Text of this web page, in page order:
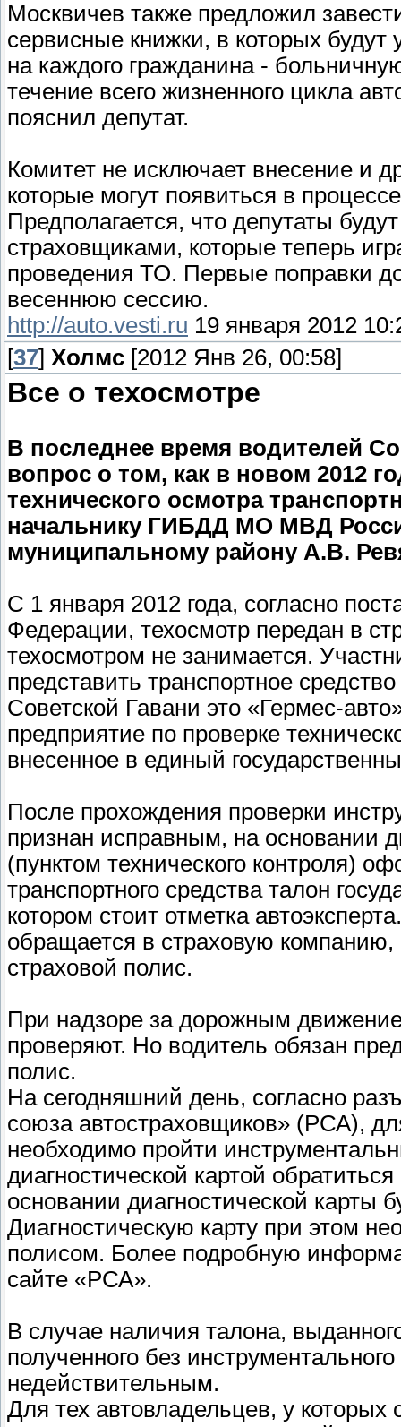
Москвичев также предложил
сервисные книжки, в которых
на каждого гражданина -
течение всего жизненного цикла
пояснил депутат.
Комитет не исключает внесение и
которые могут появиться в
Предполагается, что депутаты
страховщиками, которые теперь
проведения ТО. Первые поправки
весеннюю сессию.
http://auto.vesti.ru 19 января 2012
[37] Холмс [2012 Янв 26, 00:58]
Все о техосмотре
В последнее время водителей
вопрос о том, как в новом 2012
технического осмотра
начальнику ГИБДД МО МВД
муниципальному району А.В.
С 1 января 2012 года, согласно
Федерации, техосмотр передан в
техосмотром не занимается.
представить транспортное
Советской Гавани это «Гермес-
предприятие по проверке
внесенное в единый
После прохождения проверки
признан исправным, на основании
(пунктом технического контроля)
транспортного средства талон
котором стоит отметка
обращается в страховую
страховой полис.
При надзоре за дорожным
проверяют. Но водитель обязан
полис.
На сегодняшний день, согласно
союза автостраховщиков» (РСА),
необходимо пройти
диагностической картой
основании диагностической карты
Диагностическую карту при этом
полисом. Более подробную
сайте «РСА».
В случае наличия талона,
полученного без
недействительным.
Для тех автовладельцев, у которых